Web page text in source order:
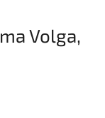
Volga,